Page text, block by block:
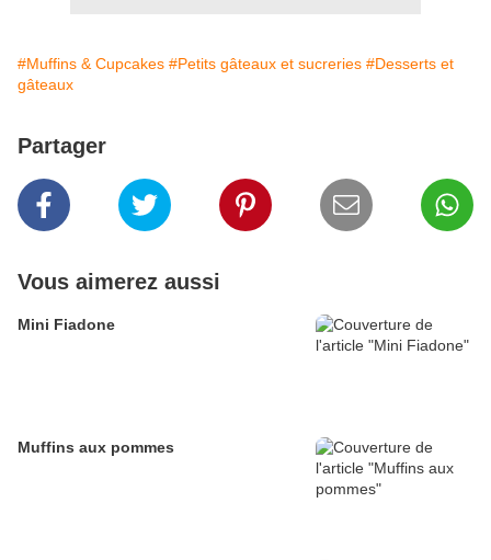
#Muffins & Cupcakes #Petits gâteaux et sucreries #Desserts et
gâteaux
Partager
Vous aimerez aussi
Mini Fiadone
Muffins aux pommes